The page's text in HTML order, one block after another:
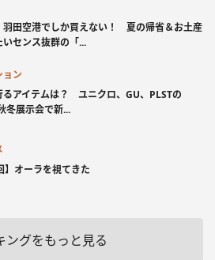
羽田空港でしか買えない！ 夏の帰省＆お土産
いセンス抜群の「...
ョン
るアイテムは？ ユニクロ、GU、PLSTの
冬展示会で新...
】オーラを視てきた
ングをもっと見る